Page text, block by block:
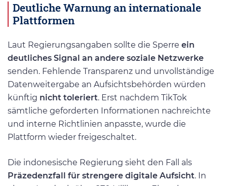
Deutliche Warnung an internationale
Plattformen
Laut Regierungsangaben sollte die Sperre ein
deutliches Signal an andere soziale Netzwerke
senden. Fehlende Transparenz und unvollständige
Datenweitergabe an Aufsichtsbehörden würden
künftig nicht toleriert. Erst nachdem TikTok
sämtliche geforderten Informationen nachreichte
und interne Richtlinien anpasste, wurde die
Plattform wieder freigeschaltet.
Die indonesische Regierung sieht den Fall als
Präzedenzfall für strengere digitale Aufsicht. In